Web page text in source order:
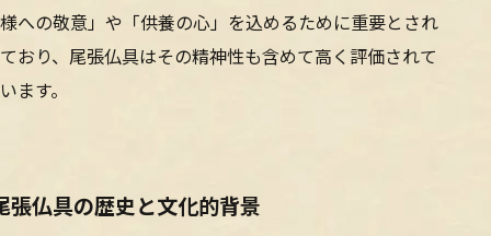
様への敬意」や「供養の心」を込めるために重要とされ
ており、尾張仏具はその精神性も含めて高く評価されて
います。
張仏具の歴史と文化的背景